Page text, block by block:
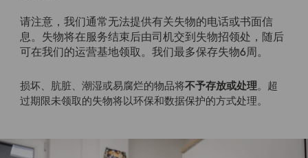
请注意，我们通常无法提供有关失物的电话或书面信
息。失物将在服务结束后由司机交到失物招领处，随后
可在我们的运营基地领取。我们最多保存失物6周。
损坏、肮脏、潮湿或易腐烂的物品将不予存放或处理。超
过期限未领取的失物将以环保和数据保护的方式处理。